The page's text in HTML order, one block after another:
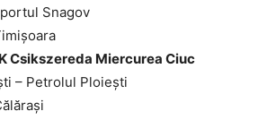
Snagov
Csikszereda Miercurea Ciuc
– Petrolul Ploieşti